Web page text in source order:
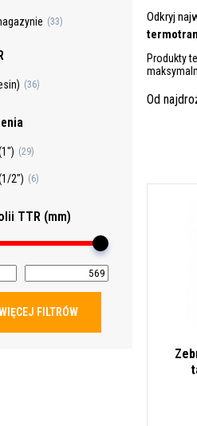
(33)
(36)
(29)
2") (6)
TTR (mm)
FILTRÓW
Odkryj
Produkty
Od